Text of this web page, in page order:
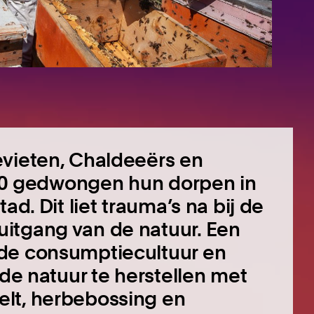
Chaldeeërs en
gedwongen hun dorpen in
Dit liet trauma’s na bij de
van de natuur. Een
consumptiecultuur en
natuur te herstellen met
herbebossing en